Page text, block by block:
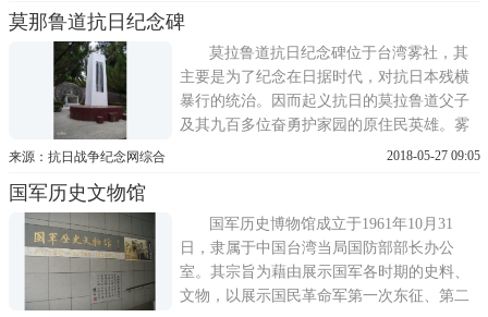
上，前身为神社，台湾光复后改设忠烈祠，
于1970年拆除原日式神社建筑，改建为仿清
北方宫殿式的忠烈祠，牌楼为三...
莫那鲁道抗日纪念碑
莫拉鲁道抗日纪念碑位于台湾雾社，其
主要是为了纪念在日据时代，对抗日本残横
暴行的统治。因而起义抗日的莫拉鲁道父子
及其九百多位奋勇护家园的原住民英雄。雾
社即为今日台湾省南投县仁爱乡的旧称，乃
花盛开，繁华美景，竞相争艳，因而又有樱
都之称的美名。雾社居民多以泰雅...
来源：抗日战争纪念网综合 2018-05-27 09:05
国军历史文物馆
国军历史博物馆成立于1961年10月31
日，隶属于中国台湾当局国防部部长办公
室。其宗旨为藉由展示国军各时期的史料、
文物，以展示国民革命军第一次东征、第二